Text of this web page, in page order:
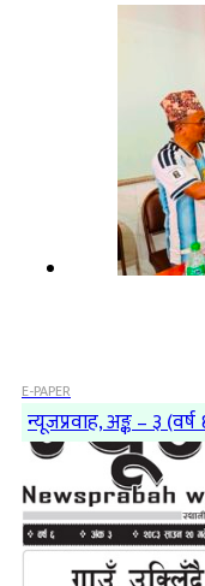
E-PAPER
न्यूजप्रवाह, अङ्क – ३